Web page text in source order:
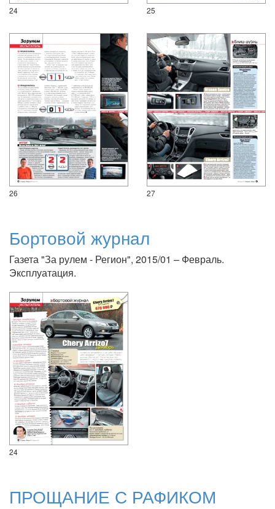
24 25
26 27
Бортовой журнал
Газета "За рулем - Регион", 2015/01 – Февраль.
Эксплуатация.
24
ПРОЩАНИЕ С РАФИКОМ